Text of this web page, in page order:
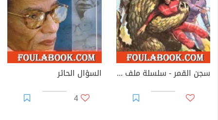
سجن القمر - سلسلة ملف المستقبل
السؤال الحائر
4